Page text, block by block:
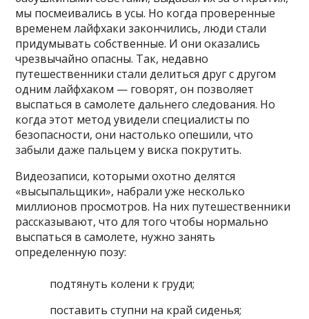
мы посмеивались в усы. Но когда проверенные
временем лайфхаки закончились, люди стали
придумывать собственные. И они оказались
чрезвычайно опасны. Так, недавно
путешественники стали делиться друг с другом
одним лайфхаком — говорят, он позволяет
выспаться в самолете дальнего следования. Но
когда этот метод увидели специалисты по
безопасности, они настолько опешили, что
забыли даже пальцем у виска покрутить.
Видеозаписи, которыми охотно делятся
«высыпальщики», набрали уже несколько
миллионов просмотров. На них путешественники
рассказывают, что для того чтобы нормально
выспаться в самолете, нужно занять
определенную позу:
подтянуть колени к груди;
поставить ступни на край сиденья;